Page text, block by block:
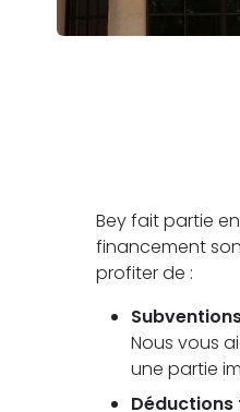
Bey fait partie
financement
profiter de :
Nous vous
une partie
Déductions